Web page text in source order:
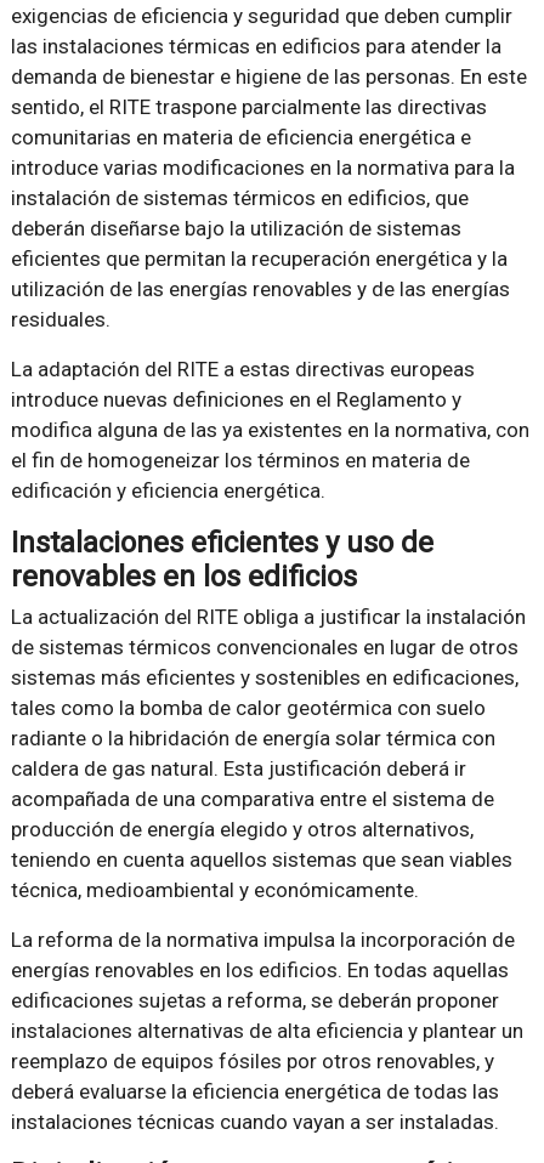
exigencias de eficiencia y seguridad que deben cumplir
las instalaciones térmicas en edificios para atender la
demanda de bienestar e higiene de las personas. En este
sentido, el RITE traspone parcialmente las directivas
comunitarias en materia de eficiencia energética e
introduce varias modificaciones en la normativa para la
instalación de sistemas térmicos en edificios, que
deberán diseñarse bajo la utilización de sistemas
eficientes que permitan la recuperación energética y la
utilización de las energías renovables y de las energías
residuales.
La adaptación del RITE a estas directivas europeas
introduce nuevas definiciones en el Reglamento y
modifica alguna de las ya existentes en la normativa, con
el fin de homogeneizar los términos en materia de
edificación y eficiencia energética.
Instalaciones eficientes y uso de
renovables en los edificios
La actualización del RITE obliga a justificar la instalación
de sistemas térmicos convencionales en lugar de otros
sistemas más eficientes y sostenibles en edificaciones,
tales como la bomba de calor geotérmica con suelo
radiante o la hibridación de energía solar térmica con
caldera de gas natural. Esta justificación deberá ir
acompañada de una comparativa entre el sistema de
producción de energía elegido y otros alternativos,
teniendo en cuenta aquellos sistemas que sean viables
técnica, medioambiental y económicamente.
La reforma de la normativa impulsa la incorporación de
energías renovables en los edificios. En todas aquellas
edificaciones sujetas a reforma, se deberán proponer
instalaciones alternativas de alta eficiencia y plantear un
reemplazo de equipos fósiles por otros renovables, y
deberá evaluarse la eficiencia energética de todas las
instalaciones técnicas cuando vayan a ser instaladas.